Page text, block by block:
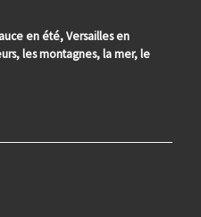
en été, Versailles en
les montagnes, la mer, le